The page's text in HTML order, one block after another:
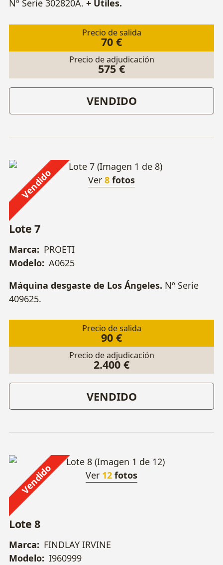
Nº Serie 302820A. + Útiles.
Precio de salida
70 €
Precio de adjudicación
575 €
VENDIDO
Vendido Ver 8 fotos
Lote 7
Marca: PROETI
Modelo: A0625
Máquina desgaste de Los Ángeles. Nº Serie
409625.
Precio de salida
90 €
Precio de adjudicación
2.400 €
VENDIDO
Vendido Ver 12 fotos
Lote 8
Marca: FINDLAY IRVINE
Modelo: I960999